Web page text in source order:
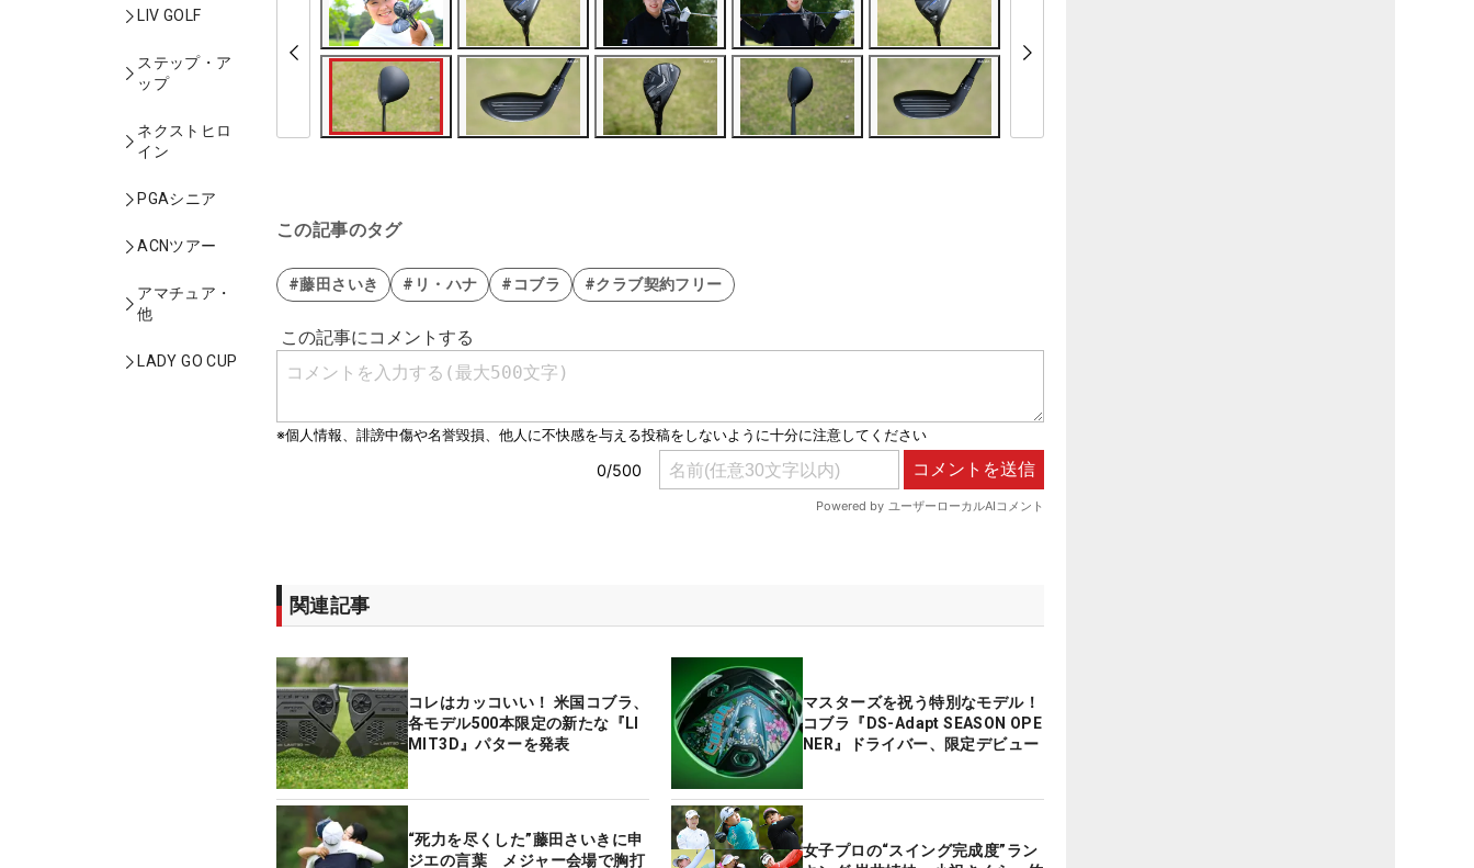
LIV GOLF
ステップ・ア
ップ
ネクストヒロ
イン
PGAシニア
ACNツアー
アマチュア・
他
LADY GO CUP
この記事のタグ
#藤田さいき #リ・ハナ #コブラ #クラブ契約フリー
関連記事
コレはカッコいい！ 米国コブラ、
各モデル500本限定の新たな『LI
MIT3D』パターを発表
マスターズを祝う特別なモデル！
コブラ『DS-Adapt SEASON OPE
NER』ドライバー、限定デビュー
“死力を尽くした”藤田さいきに申
ジエの言葉 メジャー会場で胸打
女子プロの“スイング完成度”ラン